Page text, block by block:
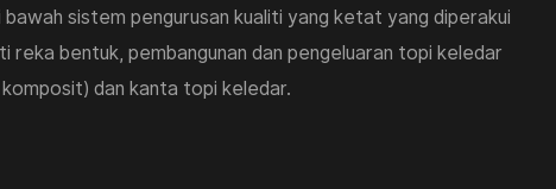
sistem pengurusan kualiti yang ketat yang diperakui
reka bentuk, pembangunan dan pengeluaran topi keledar
dan kanta topi keledar.